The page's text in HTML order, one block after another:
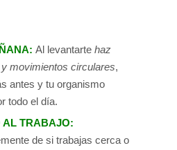
Al levantarte haz
movimientos circulares,
antes y tu organismo
todo el día.
AL TRABAJO:
de si trabajas cerca o